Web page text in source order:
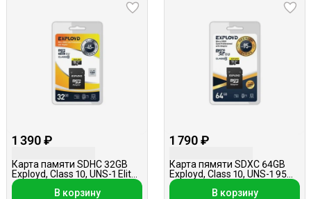
1 390 ₽
Карта памяти SDHC 32GB
Exployd, Class 10, UNS-1 Elite
SD 45 Mb/s, с адаптером
В корзину
1 790 ₽
Карта пямяти SDXC 64GB
Exployd, Class 10, UNS-1 95
Mb/s, с адаптером
В корзину